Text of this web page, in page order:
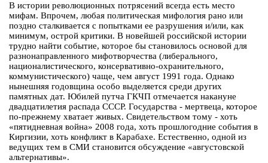
В истории революционных потрясений всегда есть место
мифам. Впрочем, любая политическая мифология рано или
поздно сталкивается с попытками ее разрушения и/или, как
минимум, острой критики. В новейшей российской истории
трудно найти событие, которое бы становилось основой для
разнонаправленного мифотворчества (либерального,
националистического, консервативно-охранительного,
коммунистического) чаще, чем август 1991 года. Однако
нынешняя годовщина особо выделяется среди других
памятных дат. Юбилей путча ГКЧП отмечается накануне
двадцатилетия распада СССР. Государства - мертвеца, которое
по-прежнему хватает живых. Свидетельством тому - хоть
«пятидневная война» 2008 года, хоть прошлогодние события в
Киргизии, хоть конфликт в Карабахе. Естественно, одной из
ведущих тем в СМИ становится обсуждение «августовской
альтернативы».